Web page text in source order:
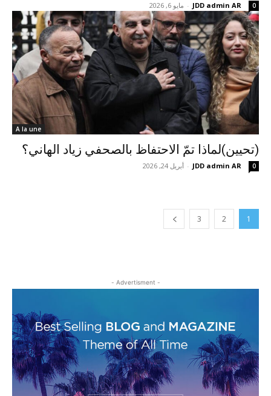
JDD admin AR
- مايو 6, 2026 0
A la une
(تحيين)لماذا تمّ الاحتفاظ بالصحفي زياد الهاني؟
JDD admin AR
- أبريل 24, 2026 0
1
2
3
- Advertisment -